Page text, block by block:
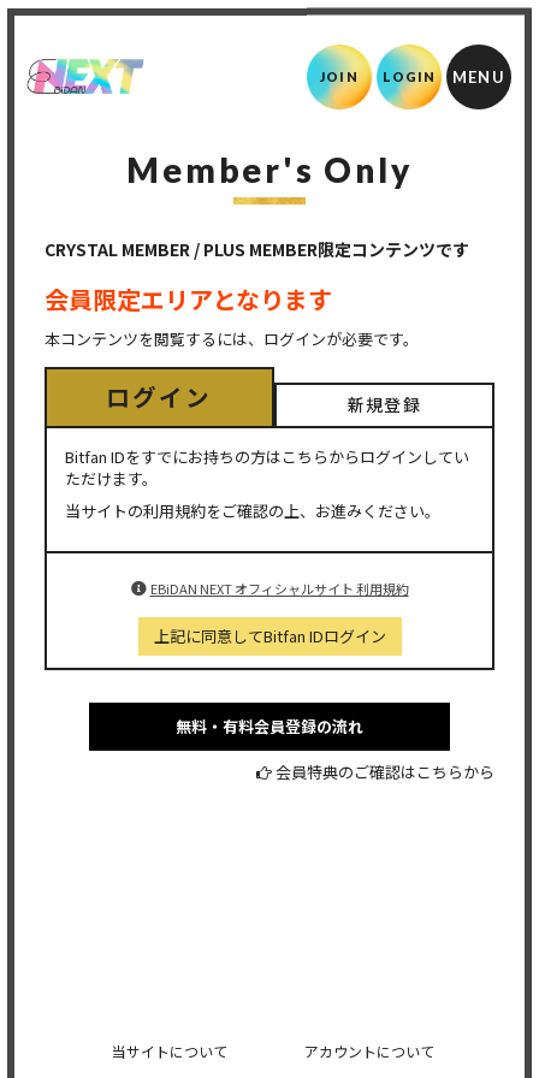
JOIN LOGIN
Member's Only
CRYSTAL MEMBER / PLUS MEMBER限定コンテンツです
会員限定エリアとなります
本コンテンツを閲覧するには、ログインが必要です。
ログイン 新規登録
Bitfan IDをすでにお持ちの方はこちらからログインしてい
ただけます。
当サイトの利用規約をご確認の上、お進みください。
EBiDAN NEXT オフィシャルサイト 利用規約
上記に同意してBitfan IDログイン
無料・有料会員登録の流れ
会員特典のご確認はこちらから
当サイトについて アカウントについて